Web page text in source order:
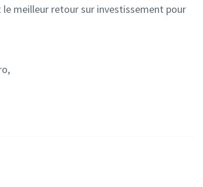
meilleur retour sur investissement pour